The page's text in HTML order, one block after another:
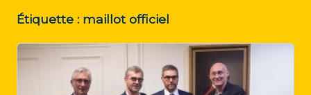
Étiquette : maillot officiel